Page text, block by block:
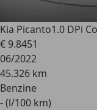
Kia Picanto1.0 DPi
€ 9.8451
06/2022
45.326 km
Benzine
- (l/100 km)